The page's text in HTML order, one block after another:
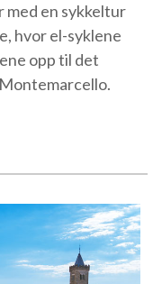
med en sykkeltur
hvor el-syklene
opp til det